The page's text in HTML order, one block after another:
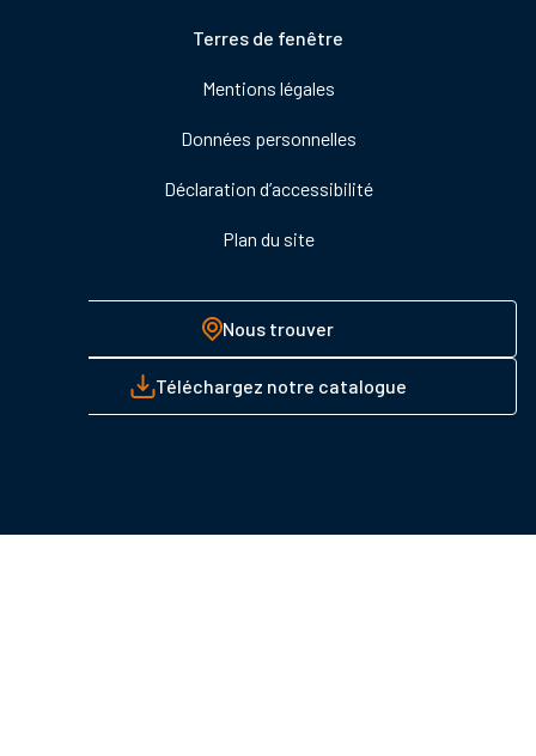
Terres de fenêtre
Mentions légales
Données personnelles
Déclaration d’accessibilité
Plan du site
Nous trouver
Téléchargez notre catalogue